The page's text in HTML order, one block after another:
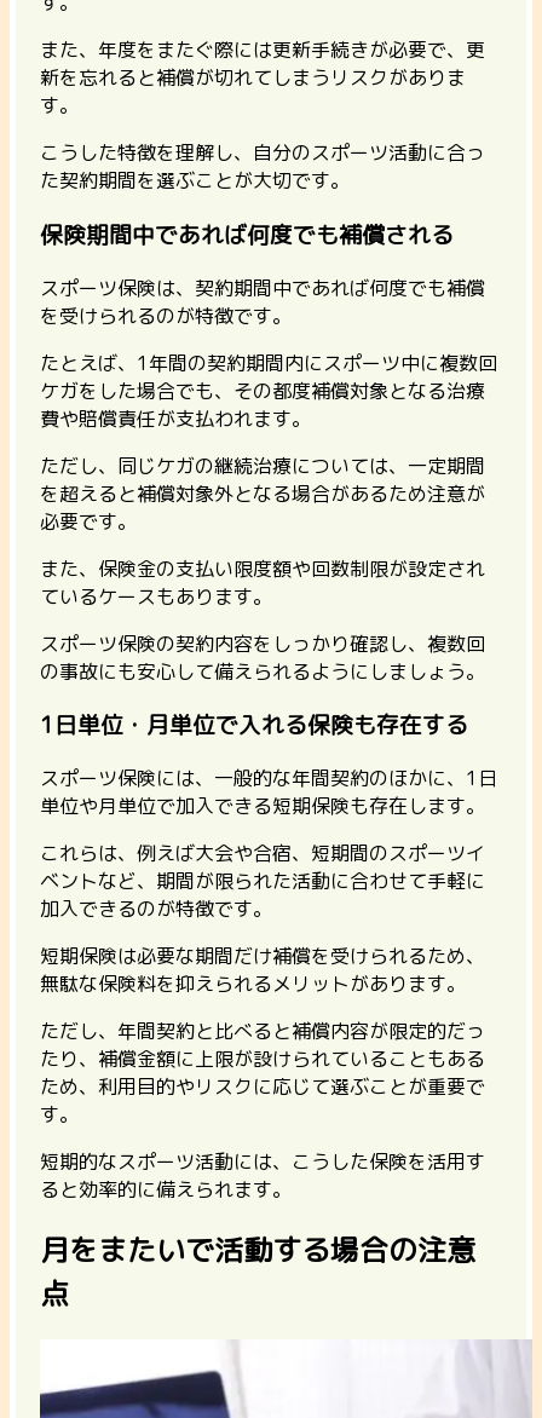
また、年度をまたぐ際には更新手続きが必要で、更
新を忘れると補償が切れてしまうリスクがありま
す。
こうした特徴を理解し、自分のスポーツ活動に合っ
た契約期間を選ぶことが大切です。
保険期間中であれば何度でも補償される
スポーツ保険は、契約期間中であれば何度でも補償
を受けられるのが特徴です。
たとえば、1年間の契約期間内にスポーツ中に複数回
ケガをした場合でも、その都度補償対象となる治療
費や賠償責任が支払われます。
ただし、同じケガの継続治療については、一定期間
を超えると補償対象外となる場合があるため注意が
必要です。
また、保険金の支払い限度額や回数制限が設定され
ているケースもあります。
スポーツ保険の契約内容をしっかり確認し、複数回
の事故にも安心して備えられるようにしましょう。
1日単位・月単位で入れる保険も存在する
スポーツ保険には、一般的な年間契約のほかに、1日
単位や月単位で加入できる短期保険も存在します。
これらは、例えば大会や合宿、短期間のスポーツイ
ベントなど、期間が限られた活動に合わせて手軽に
加入できるのが特徴です。
短期保険は必要な期間だけ補償を受けられるため、
無駄な保険料を抑えられるメリットがあります。
ただし、年間契約と比べると補償内容が限定的だっ
たり、補償金額に上限が設けられていることもある
ため、利用目的やリスクに応じて選ぶことが重要で
す。
短期的なスポーツ活動には、こうした保険を活用す
ると効率的に備えられます。
月をまたいで活動する場合の注意
点